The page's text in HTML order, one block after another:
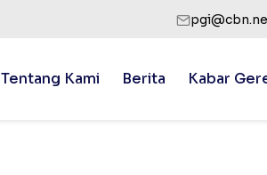
Tentang Kami Berita Kabar